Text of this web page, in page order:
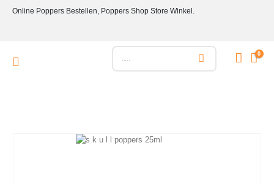
Online Poppers Bestellen, Poppers Shop Store Winkel.
0